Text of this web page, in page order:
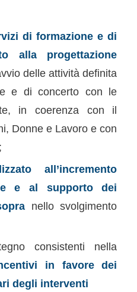
di formazione e di
alla progettazione
delle attività definita
e di concerto con le
in coerenza con il
Donne e Lavoro e con
all’incremento
e al supporto dei
nello svolgimento
consistenti nella
in favore dei
degli interventi